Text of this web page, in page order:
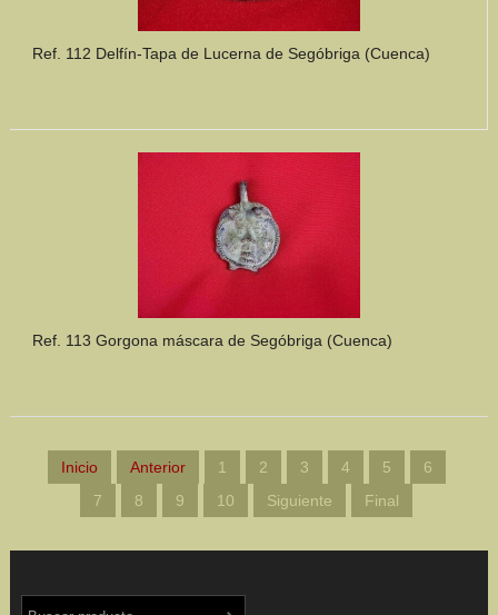
Ref. 112 Delfín-Tapa de Lucerna de Segóbriga (Cuenca)
Ref. 113 Gorgona máscara de Segóbriga (Cuenca)
Inicio Anterior 1 2 3 4 5
6
7
8 9 10 Siguiente Final